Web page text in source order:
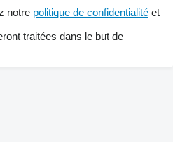
notre politique de confidentialité et
traitées dans le but de